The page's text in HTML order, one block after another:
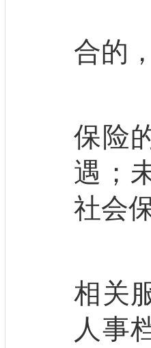
合的
保险
遇；
社会
相关
人事